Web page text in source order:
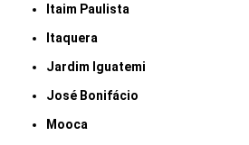
Itaim Paulista
Itaquera
Jardim Iguatemi
José Bonifácio
Mooca